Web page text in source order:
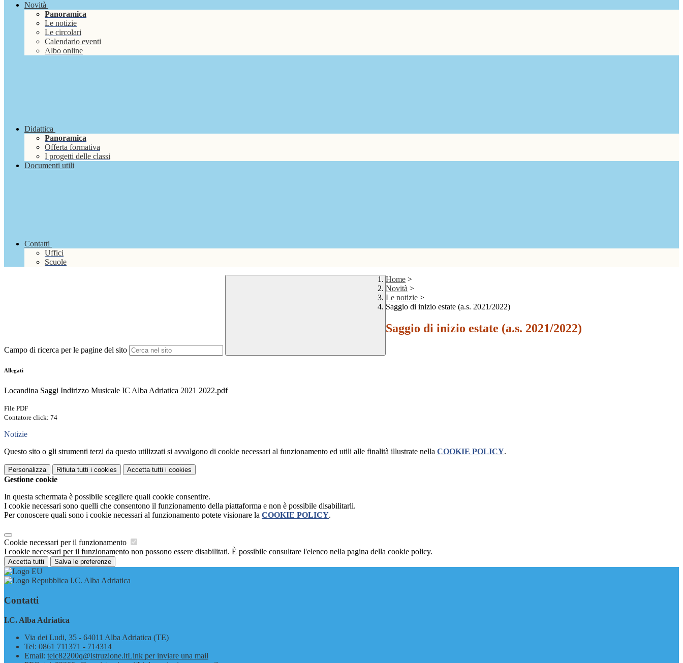
Novità
Panoramica
Le notizie
Le circolari
Calendario eventi
Albo online
Didattica
Panoramica
Offerta formativa
I progetti delle classi
Documenti utili
Contatti
Uffici
Scuole
Campo di ricerca per le pagine del sito
Home >
Novità >
Le notizie >
Saggio di inizio estate (a.s. 2021/2022)
Saggio di inizio estate (a.s. 2021/2022)
Allegati
Locandina Saggi Indirizzo Musicale IC Alba Adriatica 2021 2022.pdf
File PDF
Contatore click: 74
Notizie
Questo sito o gli strumenti terzi da questo utilizzati si avvalgono di cookie necessari al funzionamento ed utili alle finalità illustrate nella COOKIE POLICY.
Personalizza Rifiuta tutti i cookies Accetta tutti i cookies
Gestione cookie
In questa schermata è possibile scegliere quali cookie consentire.
I cookie necessari sono quelli che consentono il funzionamento della piattaforma e non è possibile disabilitarli.
Per conoscere quali sono i cookie necessari al funzionamento potete visionare la COOKIE POLICY.
Cookie necessari per il funzionamento
I cookie necessari per il funzionamento non possono essere disabilitati. È possibile consultare l'elenco nella pagina della cookie policy.
Accetta tutti Salva le preferenze
I.C. Alba Adriatica
Contatti
I.C. Alba Adriatica
Via dei Ludi, 35 - 64011 Alba Adriatica (TE)
Tel: 0861 711371 - 714314
Email: teic82200q@istruzione.itLink per inviare una mail